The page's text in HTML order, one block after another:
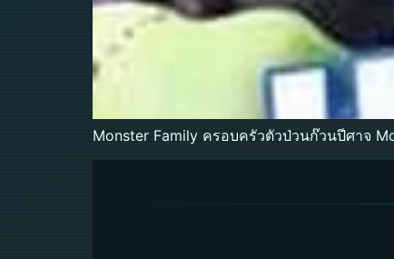
Monster Family ครอบครัวตัวป่วนก๊วนปีศาจ